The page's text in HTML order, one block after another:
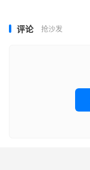
评论 抢沙发